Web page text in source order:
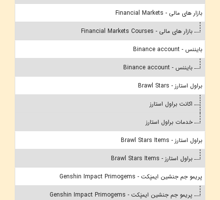
بازار های مالی - Financial Markets
بازار های مالی - Financial Markets Courses
بایننس - Binance account
بایننس - Binance account
براول استارز - Brawl Stars
اکانت براول استارز
خدمات براول استارز
براول استارز - Brawl Stars Items
براول استارز - Brawl Stars Items
پریمو جم جنشین ایمپَکت - Genshin Impact Primogems
پریمو جم جنشین ایمپَکت - Genshin Impact Primogems